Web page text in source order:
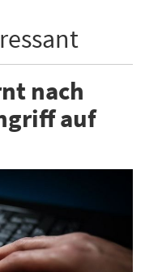
nach
auf